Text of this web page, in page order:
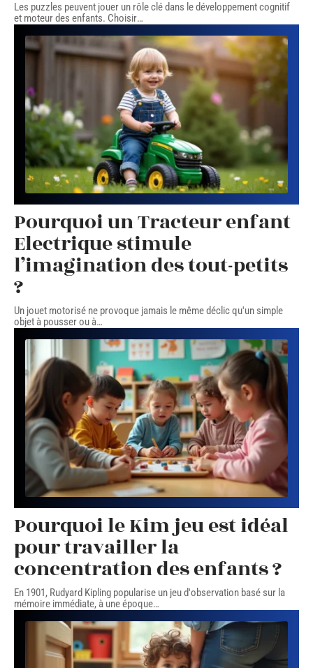
Les puzzles peuvent jouer un rôle clé dans le développement cognitif
et moteur des enfants. Choisir…
Pourquoi un Tracteur enfant
Electrique stimule
l’imagination des tout-petits
?
Un jouet motorisé ne provoque jamais le même déclic qu'un simple
objet à pousser ou à…
Pourquoi le Kim jeu est idéal
pour travailler la
concentration des enfants ?
En 1901, Rudyard Kipling popularise un jeu d'observation basé sur la
mémoire immédiate, à une époque…